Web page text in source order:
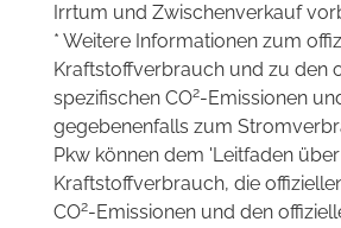
Irrtum und Zwischenverkauf
* Weitere Informationen zum
Kraftstoffverbrauch und zu den
spezifischen CO2-Emissionen
gegebenenfalls zum
Pkw können dem 'Leitfaden
Kraftstoffverbrauch, die
CO2-Emissionen und den